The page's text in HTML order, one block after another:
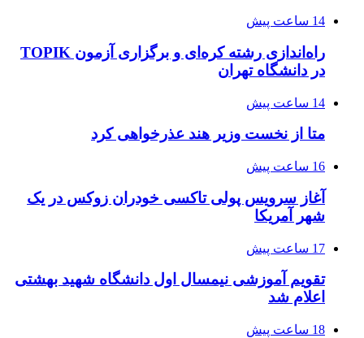
14 ساعت پیش
راه‌اندازی رشته کره‌ای و برگزاری آزمون TOPIK
در دانشگاه تهران
14 ساعت پیش
متا از نخست وزیر هند عذرخواهی کرد
16 ساعت پیش
آغاز سرویس پولی تاکسی خودران زوکس در یک
شهر آمریکا
17 ساعت پیش
تقویم آموزشی نیمسال اول دانشگاه شهید بهشتی
اعلام شد
18 ساعت پیش